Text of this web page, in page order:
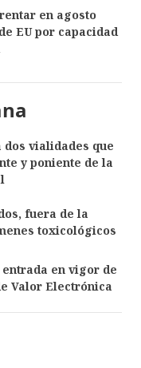
en agosto
EU por capacidad
vialidades que
y poniente de la
fuera de la
toxicológicos
en vigor de
Valor Electrónica